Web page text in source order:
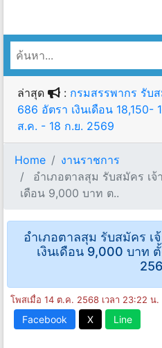
ล่าสุด : กรมสรรพากร รับ
686 อัตรา เงินเดือน
ส.ค. - 18 ก.ย. 2569
Home
งานราชการ
อําเภอตาลสุม รับสมัคร เ
เดือน 9,000 บาท ต..
อําเภอตาลสุม รับสมัคร เ
เงินเดือน 9,000 บาท
โพสเมื่อ 14 ต.ค. 2568 เวลา 23:22 น.
Facebook X Line